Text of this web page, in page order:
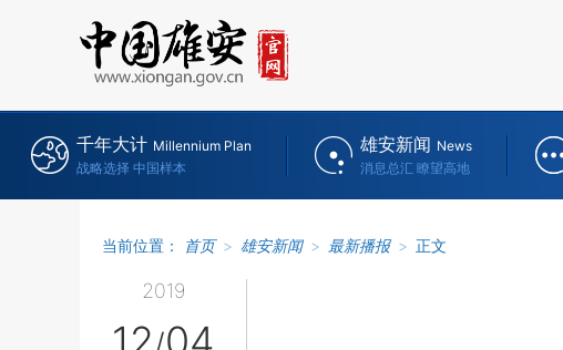
千年大计 Millennium Plan
战略选择 中国样本
雄安新闻 News
消息总汇 瞭望高地
当前位置： 首页 > 雄安新闻 > 最新播报 > 正文
2019